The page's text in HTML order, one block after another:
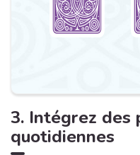
3. Intégrez des
quotidiennes